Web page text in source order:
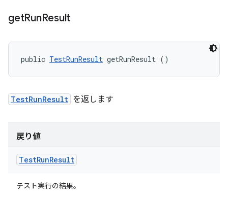
getRunResult
public TestRunResult getRunResult ()
TestRunResult を返します
戻り値
TestRunResult
テスト実行の結果。